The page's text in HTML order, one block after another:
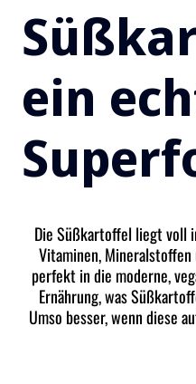
ein
Die Süßkartoffel liegt voll
Vitaminen,
perfekt in die moderne,
Ernährung, was
Umso besser, wenn diese